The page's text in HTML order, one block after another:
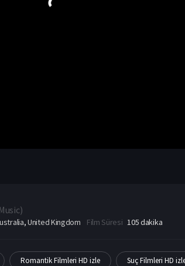
)
,United Kingdom Film Süresi 105 dakika
Romantik Filmleri HD izle Suç Filmleri HD